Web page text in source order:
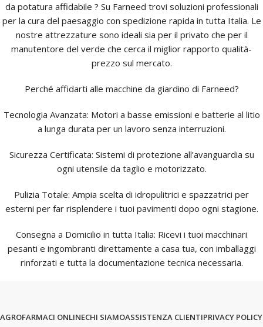
da potatura affidabile ? Su Farneed trovi soluzioni professionali
per la cura del paesaggio con spedizione rapida in tutta Italia. Le
nostre attrezzature sono ideali sia per il privato che per il
manutentore del verde che cerca il miglior rapporto qualità-
prezzo sul mercato.
Perché affidarti alle macchine da giardino di Farneed?
Tecnologia Avanzata: Motori a basse emissioni e batterie al litio
a lunga durata per un lavoro senza interruzioni.
Sicurezza Certificata: Sistemi di protezione all’avanguardia su
ogni utensile da taglio e motorizzato.
Pulizia Totale: Ampia scelta di idropulitrici e spazzatrici per
esterni per far risplendere i tuoi pavimenti dopo ogni stagione.
Consegna a Domicilio in tutta Italia: Ricevi i tuoi macchinari
pesanti e ingombranti direttamente a casa tua, con imballaggi
rinforzati e tutta la documentazione tecnica necessaria.
AGROFARMACI ONLINECHI SIAMOASSISTENZA CLIENTIPRIVACY POLICY